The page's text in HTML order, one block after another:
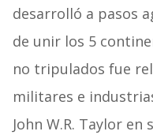
desarrolló a pasos
de unir los 5
no tripulados fue
militares e
John W.R. Taylor en